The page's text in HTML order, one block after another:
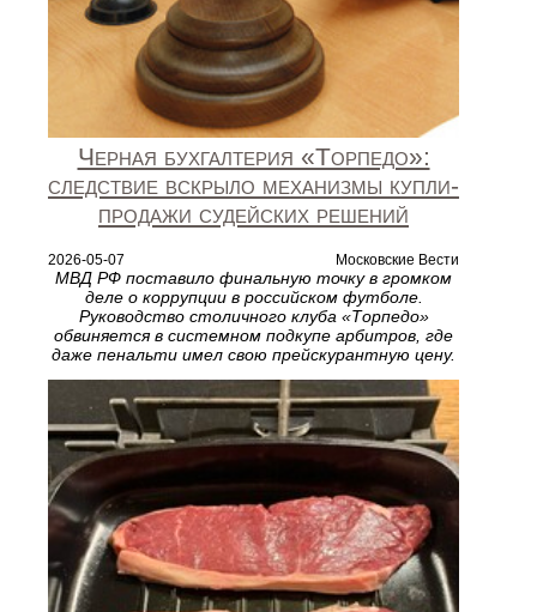
Черная бухгалтерия «Торпедо»:
следствие вскрыло механизмы купли-
продажи судейских решений
2026-05-07 Московские Вести
МВД РФ поставило финальную точку в громком
деле о коррупции в российском футболе.
Руководство столичного клуба «Торпедо»
обвиняется в системном подкупе арбитров, где
даже пенальти имел свою прейскурантную цену.